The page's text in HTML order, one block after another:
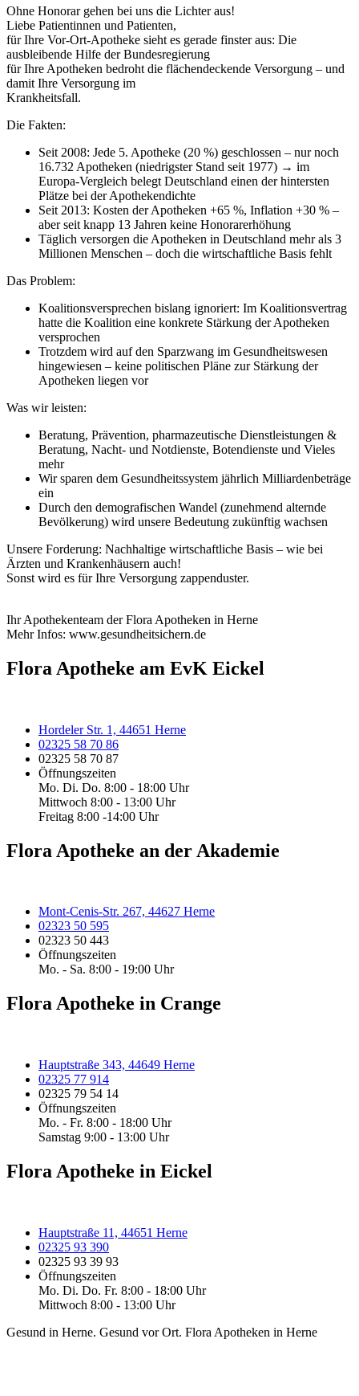
Ohne Honorar gehen bei uns die Lichter aus!
Liebe Patientinnen und Patienten,
für Ihre Vor-Ort-Apotheke sieht es gerade finster aus: Die
ausbleibende Hilfe der Bundesregierung
für Ihre Apotheken bedroht die flächendeckende Versorgung – und
damit Ihre Versorgung im
Krankheitsfall.
Die Fakten:
Seit 2008: Jede 5. Apotheke (20 %) geschlossen – nur noch
16.732 Apotheken (niedrigster Stand seit 1977) → im
Europa-Vergleich belegt Deutschland einen der hintersten
Plätze bei der Apothekendichte
Seit 2013: Kosten der Apotheken +65 %, Inflation +30 % –
aber seit knapp 13 Jahren keine Honorarerhöhung
Täglich versorgen die Apotheken in Deutschland mehr als 3
Millionen Menschen – doch die wirtschaftliche Basis fehlt
Das Problem:
Koalitionsversprechen bislang ignoriert: Im Koalitionsvertrag
hatte die Koalition eine konkrete Stärkung der Apotheken
versprochen
Trotzdem wird auf den Sparzwang im Gesundheitswesen
hingewiesen – keine politischen Pläne zur Stärkung der
Apotheken liegen vor
Was wir leisten:
Beratung, Prävention, pharmazeutische Dienstleistungen &
Beratung, Nacht- und Notdienste, Botendienste und Vieles
mehr
Wir sparen dem Gesundheitssystem jährlich Milliardenbeträge
ein
Durch den demografischen Wandel (zunehmend alternde
Bevölkerung) wird unsere Bedeutung zukünftig wachsen
Unsere Forderung: Nachhaltige wirtschaftliche Basis – wie bei
Ärzten und Krankenhäusern auch!
Sonst wird es für Ihre Versorgung zappenduster.
Ihr Apothekenteam der Flora Apotheken in Herne
Mehr Infos: www.gesundheitsichern.de
Flora Apotheke am EvK Eickel
Hordeler Str. 1, 44651 Herne
02325 58 70 86
02325 58 70 87
Öffnungszeiten
Mo. Di. Do. 8:00 - 18:00 Uhr
Mittwoch 8:00 - 13:00 Uhr
Freitag 8:00 -14:00 Uhr
Flora Apotheke an der Akademie
Mont-Cenis-Str. 267, 44627 Herne
02323 50 595
02323 50 443
Öffnungszeiten
Mo. - Sa. 8:00 - 19:00 Uhr
Flora Apotheke in Crange
Hauptstraße 343, 44649 Herne
02325 77 914
02325 79 54 14
Öffnungszeiten
Mo. - Fr. 8:00 - 18:00 Uhr
Samstag 9:00 - 13:00 Uhr
Flora Apotheke in Eickel
Hauptstraße 11, 44651 Herne
02325 93 390
02325 93 39 93
Öffnungszeiten
Mo. Di. Do. Fr. 8:00 - 18:00 Uhr
Mittwoch 8:00 - 13:00 Uhr
Gesund in Herne. Gesund vor Ort. Flora Apotheken in Herne